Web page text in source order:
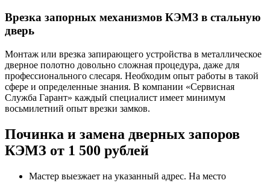
Врезка запорных механизмов КЭМЗ в стальную
дверь
Монтаж или врезка запирающего устройства в металлическое
дверное полотно довольно сложная процедура, даже для
профессионального слесаря. Необходим опыт работы в такой
сфере и определенные знания. В компании «Сервисная
Служба Гарант» каждый специалист имеет минимум
восьмилетний опыт врезки замков.
Починка и замена дверных запоров
КЭМЗ от 1 500 рублей
Мастер выезжает на указанный адрес. На место